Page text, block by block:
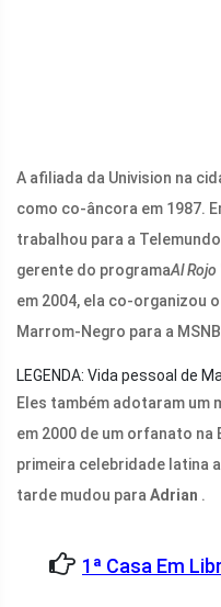
A afiliada da Univision na
como co-âncora em 1987.
trabalhou para a
gerente do programaAl Rojo
em 2004, ela co-organizou
Marrom-Negro para a
LEGENDA: Vida pessoal de
Eles também adotaram um
em 2000 de um orfanato na
primeira celebridade latina
tarde mudou para Adrian .
1ª Casa Em